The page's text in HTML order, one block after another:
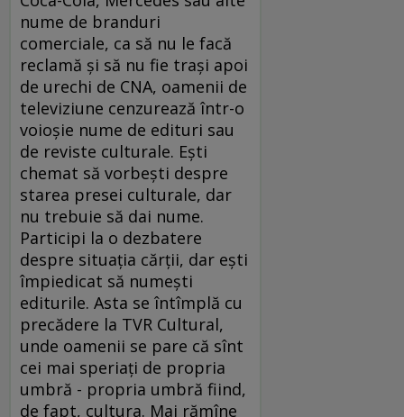
nume de branduri
comerciale, ca să nu le facă
reclamă şi să nu fie traşi apoi
de urechi de CNA, oamenii de
televiziune cenzurează într-o
voioşie nume de edituri sau
de reviste culturale. Eşti
chemat să vorbeşti despre
starea presei culturale, dar
nu trebuie să dai nume.
Participi la o dezbatere
despre situaţia cărţii, dar eşti
împiedicat să numeşti
editurile. Asta se întîmplă cu
precădere la TVR Cultural,
unde oamenii se pare că sînt
cei mai speriaţi de propria
umbră - propria umbră fiind,
de fapt, cultura. Mai rămîne